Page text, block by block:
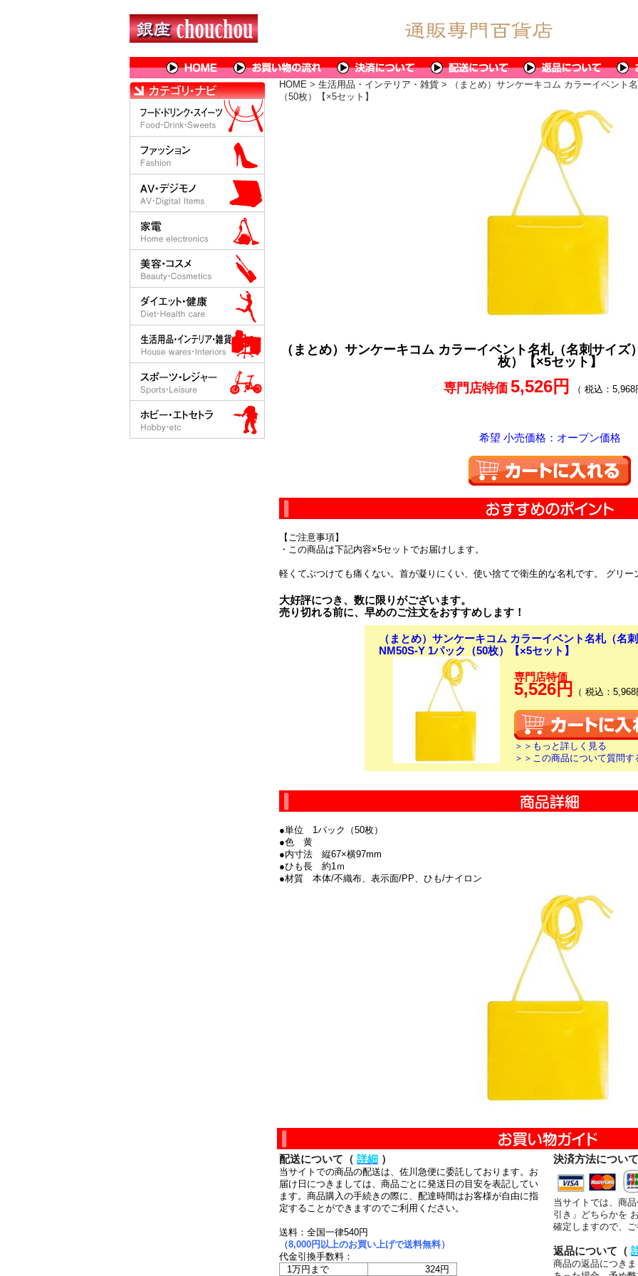
HOME > 生活用品・インテリア・雑貨 > （まとめ）サンケーキコム カラーイベント
（50枚）【×5セット】
（まとめ）サンケーキコム カラーイベント名札（名刺サイ
枚）【×5セット】
専門店特価 5,526円 （ 税込：5,968
希望 小売価格：オープン価格
【ご注意事項】
・この商品は下記内容×5セットでお届けします。
軽くてぶつけても痛くない。首が凝りにくい、使い捨てで衛生的な名札です。 グリー
大好評につき、数に限りがございます。
売り切れる前に、早めのご注文をおすすめします！
（まとめ）サンケーキコム カラーイベント名札（名
NM50S-Y 1パック（50枚）【×5セット】
専門店特価
5,526円 （ 税込：5,968
＞＞もっと詳しく見る
＞＞この商品について質問す
●単位 1パック（50枚）
●色 黄
●内寸法 縦67×横97mm
●ひも長 約1ｍ
●材質 本体/不織布、表示面/PP、ひも/ナイロン
配送について（ 詳細 ）
当サイトでの商品の配送は、佐川急便に委託しております。お
届け日につきましては、商品ごとに発送日の目安を表記してい
ます。商品購入の手続きの際に、配達時間はお客様が自由に指
定することができますのでご利用ください。
送料：全国一律540円
（8,000円以上のお買い上げで送料無料）
代金引換手数料：
1万円まで
324円
決済方法につい
当サイトでは、商
引き」どちらかを
確定しますので、
返品について（
商品の返品につき